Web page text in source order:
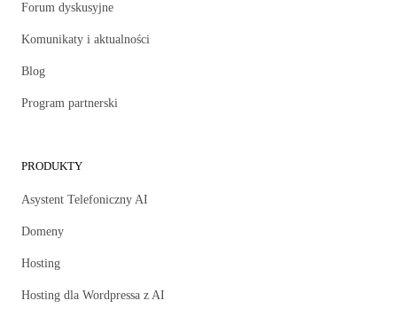
Forum dyskusyjne
Komunikaty i aktualności
Blog
Program partnerski
PRODUKTY
Asystent Telefoniczny AI
Domeny
Hosting
Hosting dla Wordpressa z AI